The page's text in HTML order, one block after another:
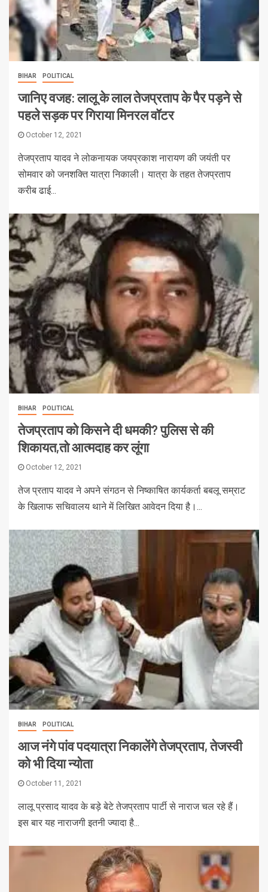
BIHAR POLITICAL
जानिए वजह: लालू के लाल तेजप्रताप के पैर पड़ने से
पहले सड़क पर गिराया मिनरल वॉटर
October 12, 2021
तेजप्रताप यादव ने लोकनायक जयप्रकाश नारायण की जयंती पर
सोमवार को जनशक्ति यात्रा निकाली। यात्रा के तहत तेजप्रताप
करीब ढाई...
BIHAR POLITICAL
तेजप्रताप को किसने दी धमकी? पुलिस से की
शिकायत,तो आत्मदाह कर लूंगा
October 12, 2021
तेज प्रताप यादव ने अपने संगठन से निष्काषित कार्यकर्ता बबलू सम्राट
के खिलाफ सचिवालय थाने में लिखित आवेदन दिया है।...
BIHAR POLITICAL
आज नंगे पांव पदयात्रा निकालेंगे तेजप्रताप, तेजस्वी
को भी दिया न्योता
October 11, 2021
लालू प्रसाद यादव के बड़े बेटे तेजप्रताप पार्टी से नाराज चल रहे हैं।
इस बार यह नाराजगी इतनी ज्‍यादा है...